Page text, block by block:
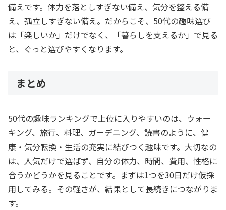
備えです。体力を落としすぎない備え、気分を整える備
え、孤立しすぎない備え。だからこそ、50代の趣味選び
は「楽しいか」だけでなく、「暮らしを支えるか」で見る
と、ぐっと選びやすくなります。
まとめ
50代の趣味ランキングで上位に入りやすいのは、ウォー
キング、旅行、料理、ガーデニング、読書のように、健
康・気分転換・生活の充実に結びつく趣味です。大切なの
は、人気だけで選ばず、自分の体力、時間、費用、性格に
合うかどうかを見ることです。まずは1つを30日だけ仮採
用してみる。その軽さが、結果として長続きにつながりま
す。